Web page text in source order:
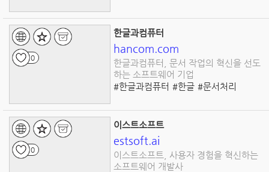
#고성능 #워크스테이션 #서버
#제품평가 #고객지원
한글과컴퓨터
hancom.com
한글과컴퓨터, 문서 작업의 혁신을 선도
하는 소프트웨어 기업
#한글과컴퓨터 #한글 #문서처리
#클라우드 #문서관리 #기술 #혁신
0
이스트소프트
estsoft.ai
이스트소프트, 사용자 경험을 혁신하는
소프트웨어 개발사
0